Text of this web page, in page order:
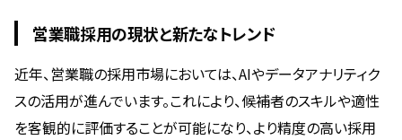
営業職採用の現状と新たなトレンド
近年、営業職の採用市場においては、AIやデータアナリティク
スの活用が進んでいます。これにより、候補者のスキルや適性
を客観的に評価することが可能になり、より精度の高い採用